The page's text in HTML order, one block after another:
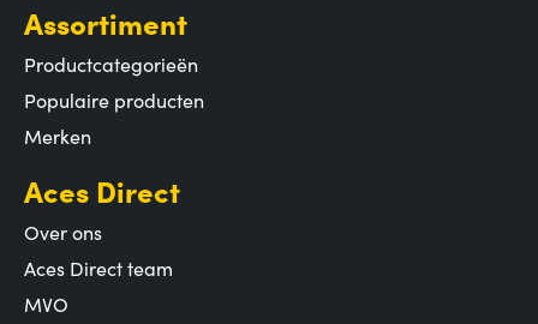
Assortiment
Productcategorieën
Populaire producten
Merken
Aces Direct
Over ons
Aces Direct team
MVO